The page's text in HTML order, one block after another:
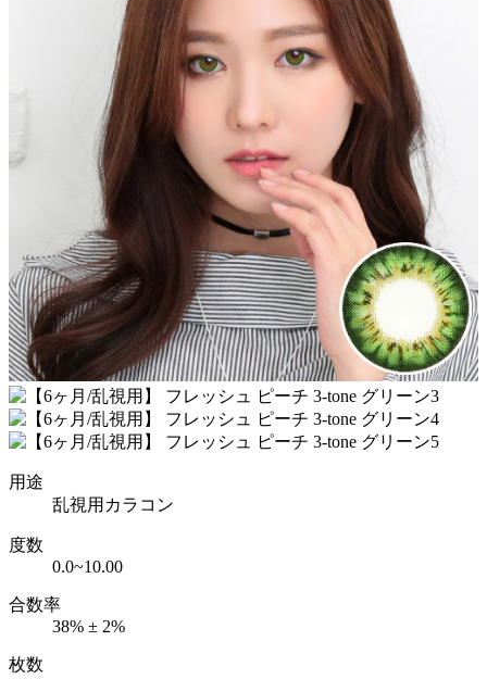
用途
乱視用カラコン
度数
0.0~10.00
合数率
38% ± 2%
枚数